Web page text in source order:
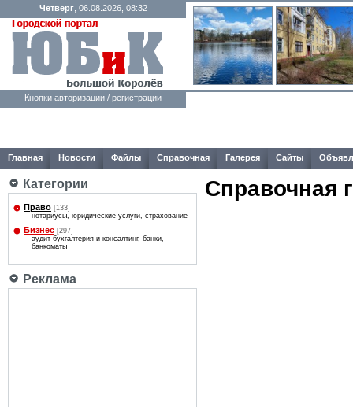
Четверг, 06.08.2026, 08:32
Кнопки авторизации / регистрации
Главная Новости Файлы Справочная Галерея Сайты
Категории
Право [133]
нотариусы, юридические услуги, страхование
Бизнес [297]
аудит-бухгалтерия и консалтинг, банки,
банкоматы
Реклама
Справочная